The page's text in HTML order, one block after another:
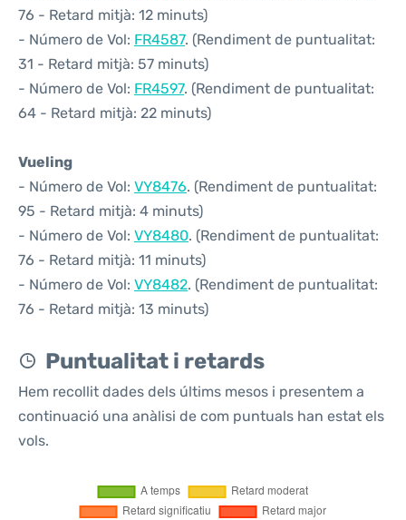
76 - Retard mitjà: 12 minuts)
- Número de Vol: FR4587. (Rendiment de puntualitat:
31 - Retard mitjà: 57 minuts)
- Número de Vol: FR4597. (Rendiment de puntualitat:
64 - Retard mitjà: 22 minuts)
Vueling
- Número de Vol: VY8476. (Rendiment de puntualitat:
95 - Retard mitjà: 4 minuts)
- Número de Vol: VY8480. (Rendiment de puntualitat:
76 - Retard mitjà: 11 minuts)
- Número de Vol: VY8482. (Rendiment de puntualitat:
76 - Retard mitjà: 13 minuts)
Puntualitat i retards
Hem recollit dades dels últims mesos i presentem a
continuació una anàlisi de com puntuals han estat els
vols.